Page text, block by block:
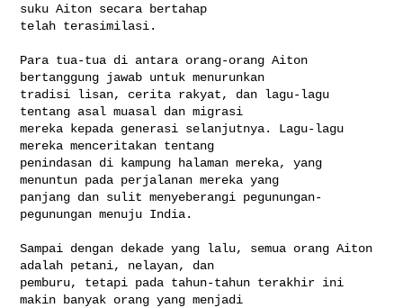
suku Aiton secara bertahap
telah terasimilasi.
Para tua-tua di antara orang-orang Aiton
bertanggung jawab untuk menurunkan
tradisi lisan, cerita rakyat, dan lagu-lagu
tentang asal muasal dan migrasi
mereka kepada generasi selanjutnya. Lagu-lagu
mereka menceritakan tentang
penindasan di kampung halaman mereka, yang
menuntun pada perjalanan mereka yang
panjang dan sulit menyeberangi pegunungan-
pegunungan menuju India.
Sampai dengan dekade yang lalu, semua orang Aiton
adalah petani, nelayan, dan
pemburu, tetapi pada tahun-tahun terakhir ini
makin banyak orang yang menjadi